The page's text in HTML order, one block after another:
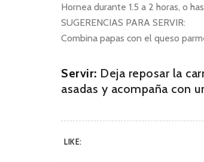
Hornea durante 1.5 a 2 horas, o
SUGERENCIAS PARA SERVIR:
Combina papas con el queso
Servir: Deja reposar la
asadas y acompaña con
LIKE: